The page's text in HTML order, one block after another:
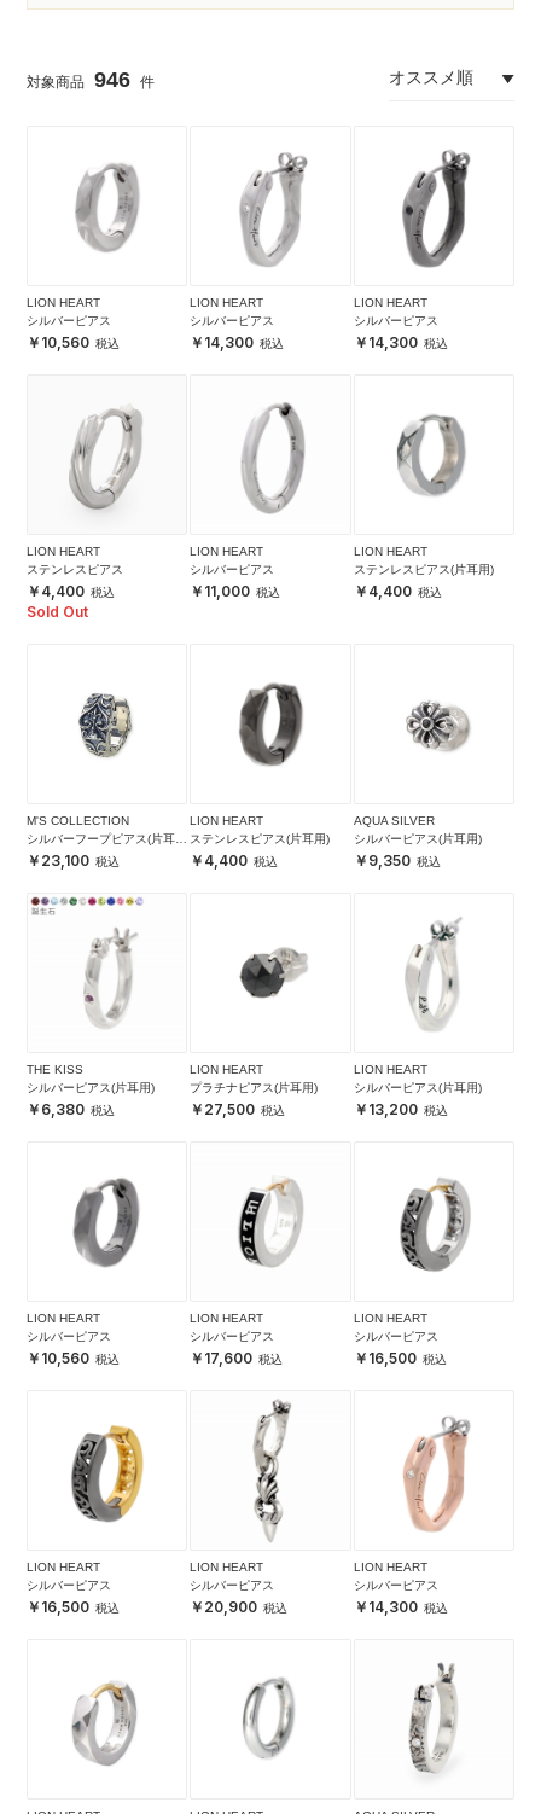
946
LION HEART
シルバーピアス
10,560
LION HEART
シルバーピアス
14,300
LION HEART
シルバーピアス
14,300
LION HEART
ステンレスピアス
4,400
Sold Out
LION HEART
シルバーピアス
11,000
LION HEART
ステンレスピアス(片耳用)
4,400
M'S COLLECTION
シルバーフープピアス(片耳
用)23,100
LION HEART
ステンレスピアス(片耳用)
4,400
AQUA SILVER
シルバーピアス(片耳用)
9,350
THE KISS
シルバーピアス(片耳用)
6,380
LION HEART
プラチナピアス(片耳用)
27,500
LION HEART
シルバーピアス(片耳用)
13,200
LION HEART
シルバーピアス
10,560
LION HEART
シルバーピアス
17,600
LION HEART
シルバーピアス
16,500
LION HEART
シルバーピアス
16,500
LION HEART
シルバーピアス
20,900
LION HEART
シルバーピアス
14,300